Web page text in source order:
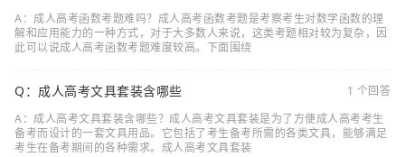
A：成人高考函数考题难吗？成人高考函数考题是考察考生对数学函数的理
解和应用能力的一种方式，对于大多数人来说，这类考题相对较为复杂，因
此可以说成人高考函数考题难度较高。下面围绕
Q：成人高考文具套装含哪些
1 个回答
A：成人高考文具套装含哪些？成人高考文具套装是为了方便成人高考考生
备考而设计的一套文具用品。它包括了考生备考所需的各类文具，能够满足
考生在备考期间的各种需求。成人高考文具套装